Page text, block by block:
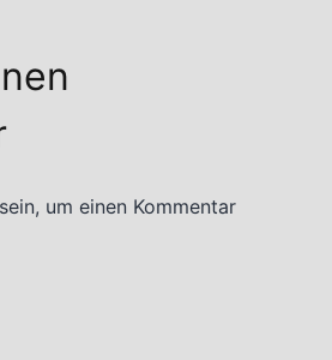
sein, um einen Kommentar